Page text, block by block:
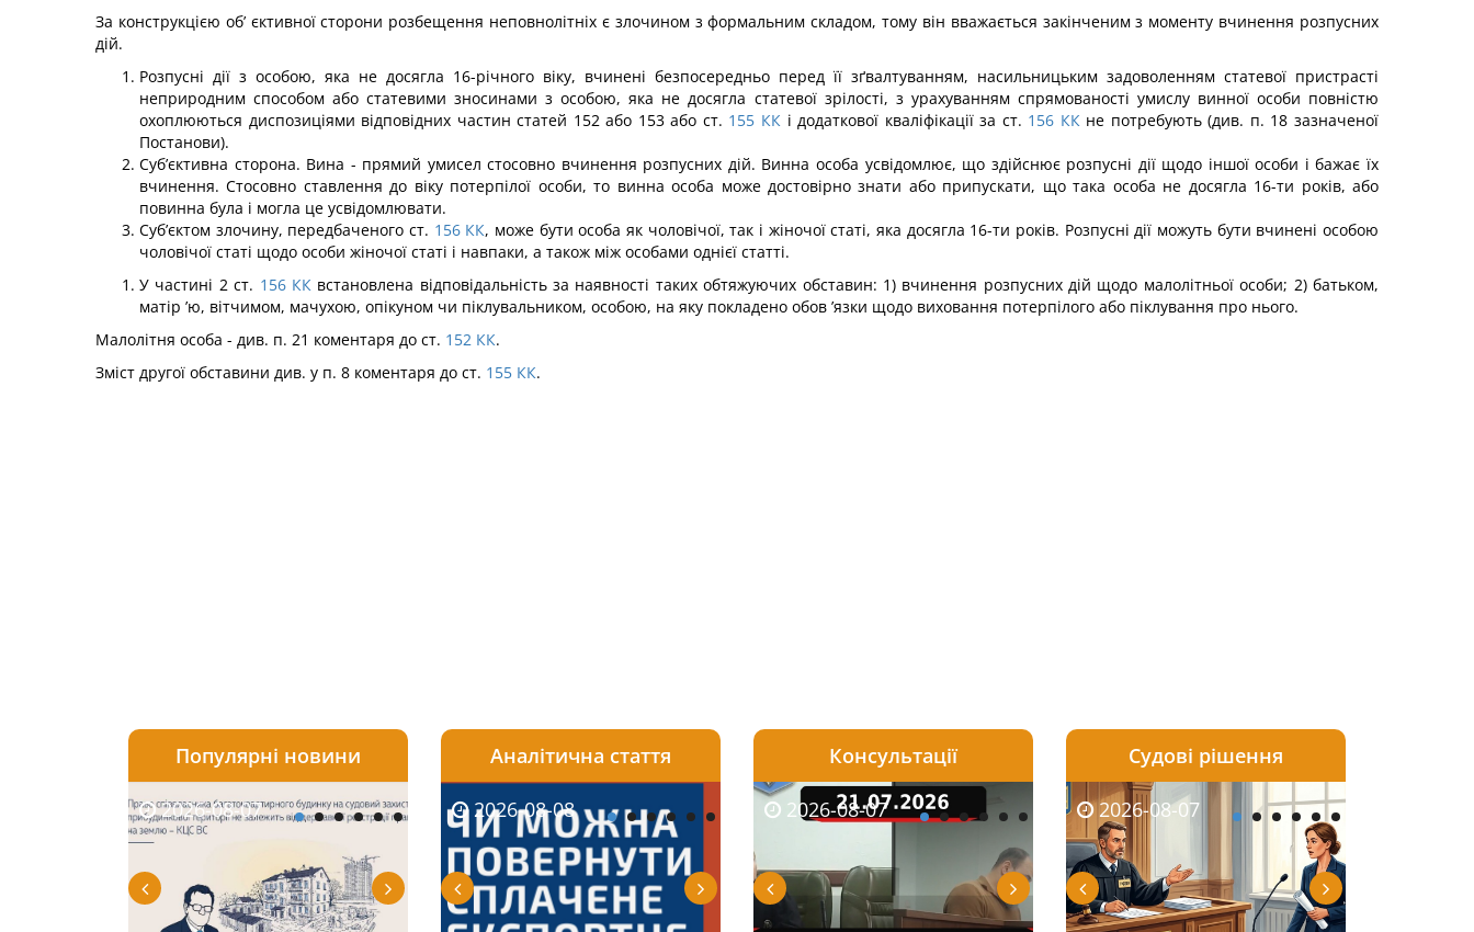
За конструкцією об’ єктивної сторони розбещення неповнолітніх є злочином з фор­мальним складом, тому він вважається закінченим з моменту вчинення розпусних
дій.
Розпусні дії з особою, яка не досягла 16-річного віку, вчинені безпосередньо перед її зґвалтуванням, насильницьким задоволенням статевої пристрасті
неприродним способом або статевими зносинами з особою, яка не досягла статевої зрілості, з ура­хуванням спрямованості умислу винної особи повністю
охоплюються диспозиціями відповідних частин статей 152 або 153 або ст. 155 ККі додаткової кваліфікації за ст. 156 ККне потребують (див. п. 18 зазначеної
Постанови).
Суб’єктивна сторона. Вина - прямий умисел стосовно вчинення розпусних дій. Винна особа усвідомлює, що здійснює розпусні дії щодо іншої особи і бажає їх
вчинення. Стосовно ставлення до віку потерпілої особи, то винна особа може досто­вірно знати або припускати, що така особа не досягла 16-ти років, або
повинна була і могла це усвідомлювати.
Суб’єктом злочину, передбаченого ст. 156 КК, може бути особа як чоловічої, так і жіночої статі, яка досягла 16-ти років. Розпусні дії можуть бути вчинені особою
чоловічої статі щодо особи жіночої статі і навпаки, а також між особами однієї статті.
У частині 2 ст. 156 ККвстановлена відповідальність за наявності таких обтя­жуючих обставин: 1) вчинення розпусних дій щодо малолітньої особи; 2) батьком,
матір ’ю, вітчимом, мачухою, опікуном чи піклувальником, особою, на яку покладено обов ’язки щодо виховання потерпілого або піклування про нього.
Малолітня особа - див. п. 21 коментаря до ст. 152 КК.
Зміст другої обставини див. у п. 8 коментаря до ст. 155 КК.
Популярні новини
2026-08-07 2026-08-06 2026-08-06 2026-08-06 2026-08-05
Аналітична стаття
2026-08-03 2026-08-08 2026-08-07 2026-08-04 2026-08-04
Консультації
2026-05-25 2026-08-07 2026-07-03 2026-06-08
Судові рішення
2026-07-30 2026-08-07